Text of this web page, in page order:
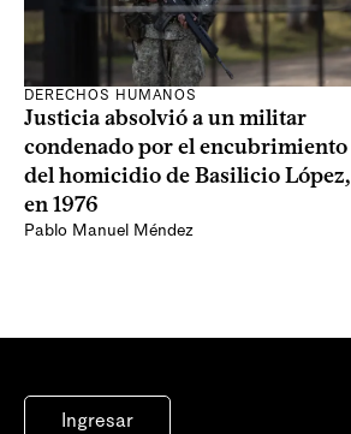
DERECHOS HUMANOS
Justicia absolvió a un militar
condenado por el encubrimiento
del homicidio de Basilicio López,
en 1976
Pablo Manuel Méndez
Ingresar